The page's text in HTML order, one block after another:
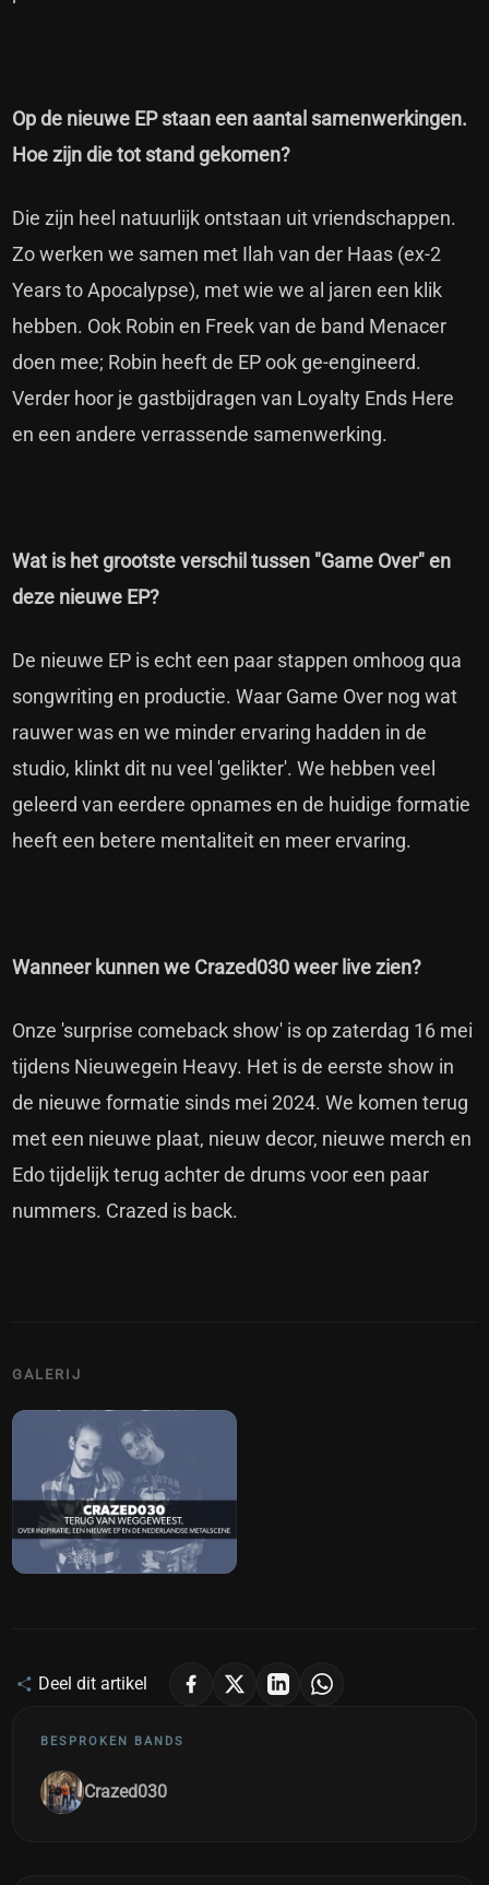
Op de nieuwe EP staan een aantal samenwerkingen.
Hoe zijn die tot stand gekomen?
Die zijn heel natuurlijk ontstaan uit vriendschappen.
Zo werken we samen met Ilah van der Haas (ex-2
Years to Apocalypse), met wie we al jaren een klik
hebben. Ook Robin en Freek van de band Menacer
doen mee; Robin heeft de EP ook ge-engineerd.
Verder hoor je gastbijdragen van Loyalty Ends Here
en een andere verrassende samenwerking.
Wat is het grootste verschil tussen "Game Over" en
deze nieuwe EP?
De nieuwe EP is echt een paar stappen omhoog qua
songwriting en productie. Waar Game Over nog wat
rauwer was en we minder ervaring hadden in de
studio, klinkt dit nu veel 'gelikter'. We hebben veel
geleerd van eerdere opnames en de huidige formatie
heeft een betere mentaliteit en meer ervaring.
Wanneer kunnen we Crazed030 weer live zien?
Onze 'surprise comeback show' is op zaterdag 16 mei
tijdens Nieuwegein Heavy. Het is de eerste show in
de nieuwe formatie sinds mei 2024. We komen terug
met een nieuwe plaat, nieuw decor, nieuwe merch en
Edo tijdelijk terug achter de drums voor een paar
nummers. Crazed is back.
GALERIJ
Deel dit artikel
BESPROKEN BANDS
Crazed030